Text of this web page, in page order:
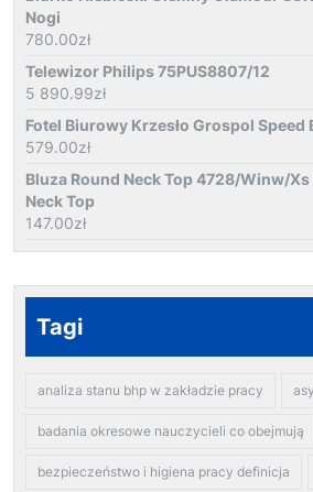
Nogi
780.00zł
Telewizor Philips 75PUS8807/12
5 890.99zł
Fotel Biurowy Krzesło Grospol Speed
579.00zł
Bluza Round Neck Top 4728/Winw/Xs
Neck Top
147.00zł
Tagi
analiza stanu bhp w zakładzie pracy
badania okresowe nauczycieli co obejmują
bezpieczeństwo i higiena pracy definicja